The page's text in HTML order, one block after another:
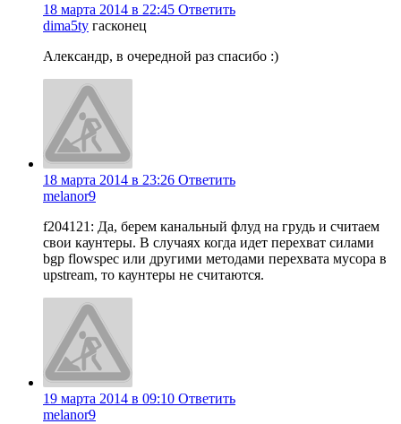
18 марта 2014 в 22:45 Ответить
dima5ty гасконец
Александр, в очередной раз спасибо :)
18 марта 2014 в 23:26 Ответить
melanor9
f204121: Да, берем канальный флуд на грудь и считаем
свои каунтеры. В случаях когда идет перехват силами
bgp flowspec или другими методами перехвата мусора в
upstream, то каунтеры не считаются.
19 марта 2014 в 09:10 Ответить
melanor9